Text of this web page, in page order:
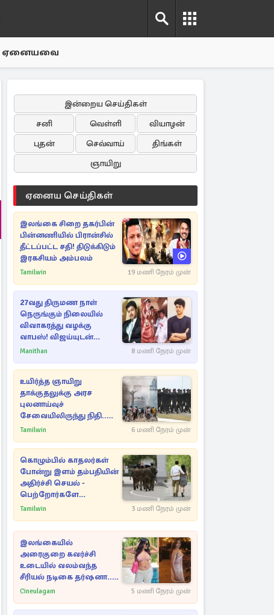
ஏனையவை
இன்றைய செய்திகள்
சனி
வெள்ளி
வியாழன்
புதன்
செவ்வாய்
திங்கள்
ஞாயிறு
ஏனைய செய்திகள்
இலங்கை சிறை தகர்பின்
பின்னணியில் பிரான்சில்
தீட்டப்பட்ட சதி! திடுக்கிடும்
இரகசியம் அம்பலம்
Tamilwin 19 மணி நேரம் முன்
27வது திருமண நாள்
நெருங்கும் நிலையில்
விவாகரத்து வழக்கு
வாபஸ்! விஜய்யுடன்
மீண்டும் இணைவாரா?
Manithan 8 மணி நேரம் முன்
உயிர்த்த ஞாயிறு
தாக்குதலுக்கு அரச
புலனாய்வுச்
சேவையிலிருந்து நிதி..
வெளியான அதிர்ச்சி
Tamilwin 6 மணி நேரம் முன்
கொழும்பில் காதலர்கள்
போன்று இளம் தம்பதியின்
அதிர்ச்சி செயல் -
பெற்றோர்களே
எச்சரிக்கை
Tamilwin 3 மணி நேரம் முன்
இலங்கையில்
அரைகுறை கவர்ச்சி
உடையில் வலம்வந்த
சீரியல் நடிகை தர்ஷனா...
அவரே வெளியிட்ட
Cineulagam 5 மணி நேரம் முன்